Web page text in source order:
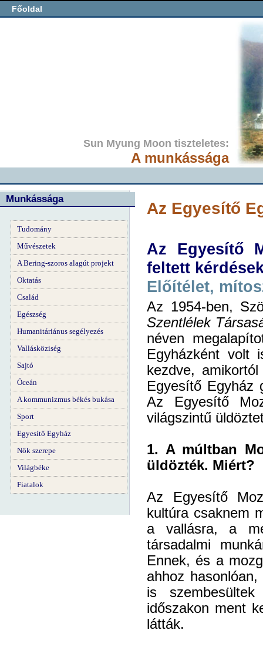
Főoldal
Sun Myung Moon tiszteletes:
A munkássága
Az Egyesítő
Az Egyesítő
feltett
Előítélet,
Az 1954-ben,
Szentlélek
néven
Egyházként volt
kezdve,
Egyesítő Egyház
Az Egyesítő
világszintű
1. A múltban
üldözték. Miért?
Az Egyesítő
kultúra csaknem
a vallásra, a
társadalmi
Ennek, és a
ahhoz
is
időszakon ment
látták.
Munkássága
Tudomány
Művészetek
A Bering-szoros alagút projekt
Oktatás
Család
Egészség
Humanitáriánus segélyezés
Vallásköziség
Sajtó
Óceán
A kommunizmus békés bukása
Sport
Egyesítő Egyház
Nők szerepe
Világbéke
Fiatalok